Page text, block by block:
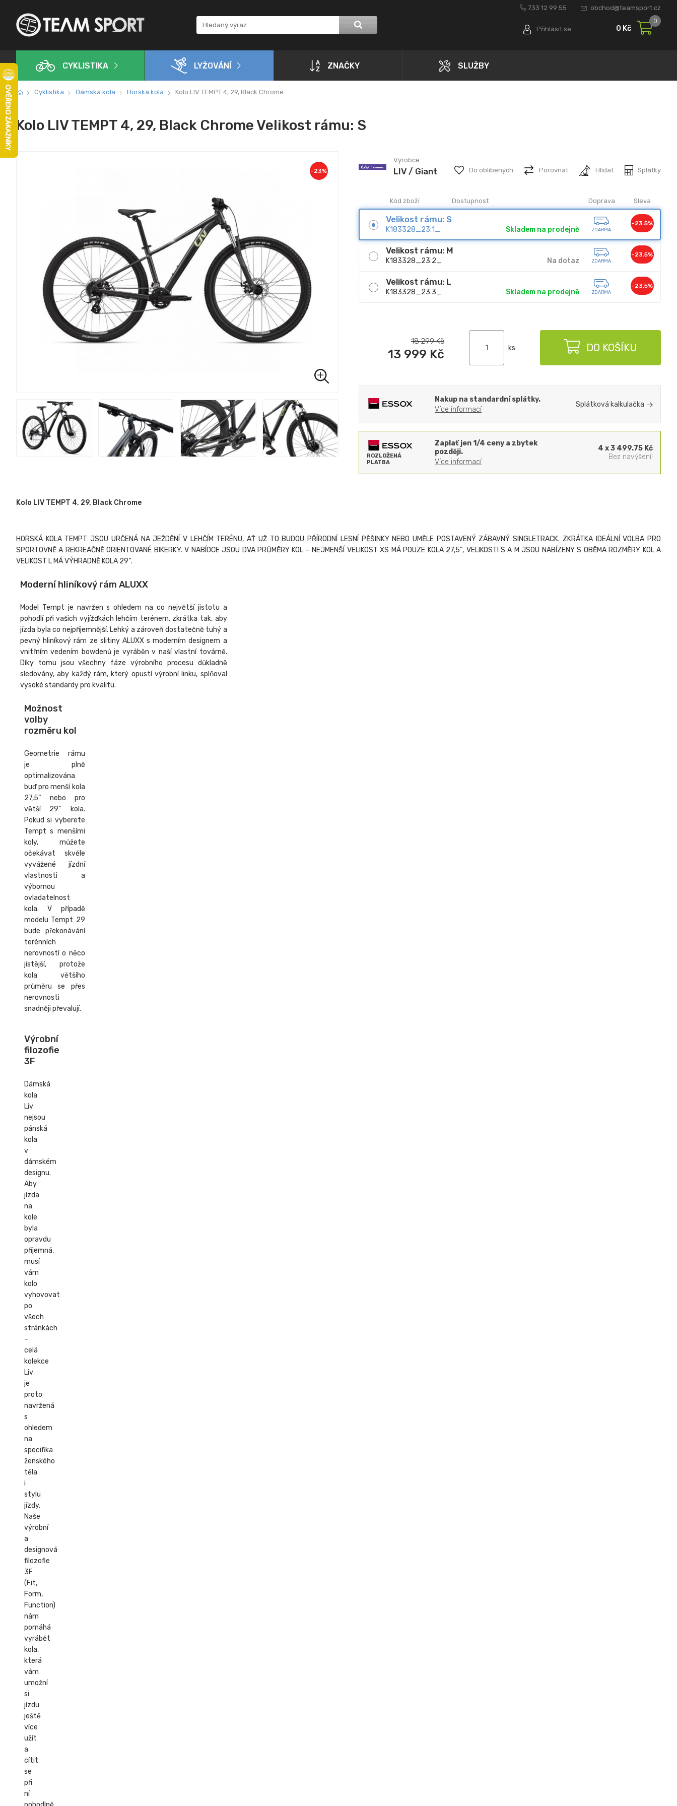
733 12 99 55 obchod@teamsport.cz
Přihlásit se 0 Kč
0
CYKLISTIKA LYŽOVÁNÍ ZNAČKY SLUŽBY
Cyklistika Dámská kola Horská kola Kolo LIV TEMPT 4, 29, Black Chrome
Kolo LIV TEMPT 4, 29, Black Chrome Velikost rámu: S
-23%
Výrobce
LIV / Giant Do oblibených Porovnat Hlídat Splátky
Kód zboží Dostupnost Doprava Sleva
Velikost rámu: S
K183328_23:1_ Skladem na prodejně ZDARMA
-23.5%
Velikost rámu: M
K183328_23:2_ Na dotaz ZDARMA
-23.5%
Velikost rámu: L
K183328_23:3_ Skladem na prodejně ZDARMA
-23.5%
18 299Kč
13 999 Kč ks DO KOŠÍKU
Nakup na standardní splátky.
Více informací
Splátková kalkulačka
ROZLOŽENÁ
PLATBA
Zaplať jen 1/4 ceny a zbytek
později.
Více informací
4 x 3 499.75 Kč
Bez navýšení!
Kolo LIV TEMPT 4, 29, Black Chrome
HORSKÁ KOLA TEMPT JSOU URČENÁ NA JEŽDĚNÍ V LEHČÍM TERÉNU, AŤ UŽ TO BUDOU PŘÍRODNÍ LESNÍ PĚŠINKY NEBO UMĚLE POSTAVENÝ ZÁBAVNÝ SINGLETRACK. ZKRÁTKA IDEÁLNÍ VOLBA PRO
SPORTOVNĚ A REKREAČNĚ ORIENTOVANÉ BIKERKY. V NABÍDCE JSOU DVA PRŮMĚRY KOL – NEJMENŠÍ VELIKOST XS MÁ POUZE KOLA 27,5“, VELIKOSTI S A M JSOU NABÍZENY S OBĚMA ROZMĚRY KOL A
VELIKOST L MÁ VÝHRADNĚ KOLA 29“.
Moderní hliníkový rám ALUXX
Model Tempt je navržen s ohledem na co největší jistotu a
pohodlí při vašich vyjížďkách lehčím terénem, zkrátka tak, aby
jízda byla co nejpříjemnější. Lehký a zároveň dostatečně tuhý a
pevný hliníkový rám ze slitiny ALUXX s moderním designem a
vnitřním vedením bowdenů je vyráběn v naší vlastní továrně.
Díky tomu jsou všechny fáze výrobního procesu důkladně
sledovány, aby každý rám, který opustí výrobní linku, splňoval
vysoké standardy pro kvalitu.
Možnost
volby
rozměru kol
Geometrie rámu
je plně
optimalizována
buď pro menší kola
27,5“ nebo pro
větší 29“ kola.
Pokud si vyberete
Tempt s menšími
koly, můžete
očekávat skvěle
vyvážené jízdní
vlastnosti a
výbornou
ovladatelnost
kola. V případě
modelu Tempt 29
bude překonávání
terénních
nerovností o něco
jistější, protože
kola většího
průměru se přes
nerovnosti
snadněji převalují.
Výrobní
filozofie
3F
Dámská
kola
Liv
nejsou
pánská
kola
v
dámském
designu.
Aby
jízda
na
kole
byla
opravdu
příjemná,
musí
vám
kolo
vyhovovat
po
všech
stránkách
–
celá
kolekce
Liv
je
proto
navržená
s
ohledem
na
specifika
ženského
těla
i
stylu
jízdy.
Naše
výrobní
a
designová
filozofie
3F
(Fit,
Form,
Function)
nám
pomáhá
vyrábět
kola,
která
vám
umožní
si
jízdu
ještě
více
užít
a
cítit
se
při
ní